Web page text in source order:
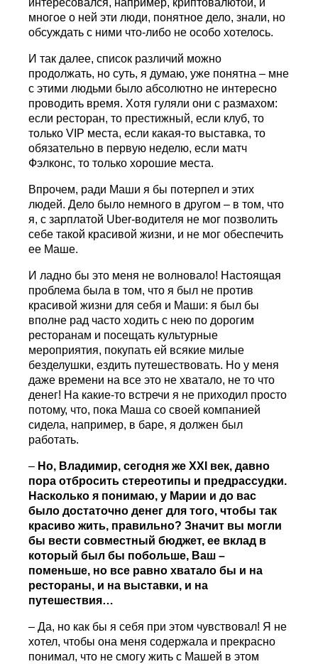
интересовался, например, криптовалютой, и
многое о ней эти люди, понятное дело, знали, но
обсуждать с ними что-либо не особо хотелось.
И так далее, список различий можно
продолжать, но суть, я думаю, уже понятна – мне
с этими людьми было абсолютно не интересно
проводить время. Хотя гуляли они с размахом:
если ресторан, то престижный, если клуб, то
только VIP места, если какая-то выставка, то
обязательно в первую неделю, если матч
Фэлконс, то только хорошие места.
Впрочем, ради Маши я бы потерпел и этих
людей. Дело было немного в другом – в том, что
я, с зарплатой Uber-водителя не мог позволить
себе такой красивой жизни, и не мог обеспечить
ее Маше.
И ладно бы это меня не волновало! Настоящая
проблема была в том, что я был не против
красивой жизни для себя и Маши: я был бы
вполне рад часто ходить с нею по дорогим
ресторанам и посещать культурные
мероприятия, покупать ей всякие милые
безделушки, ездить путешествовать. Но у меня
даже времени на все это не хватало, не то что
денег! На какие-то встречи я не приходил просто
потому, что, пока Маша со своей компанией
сидела, например, в баре, я должен был
работать.
– Но, Владимир, сегодня жеXXI век, давно
пора отбросить стереотипы и предрассудки.
Насколько я понимаю, у Марии и до вас
было достаточно денег для того, чтобы так
красиво жить, правильно? Значит вы могли
бы вести совместный бюджет, ее вклад в
который был бы побольше, Ваш –
поменьше, но все равно хватало бы и на
рестораны, и на выставки, и на
путешествия…
– Да, но как бы я себя при этом чувствовал! Я не
хотел, чтобы она меня содержала и прекрасно
понимал, что не смогу жить с Машей в этом